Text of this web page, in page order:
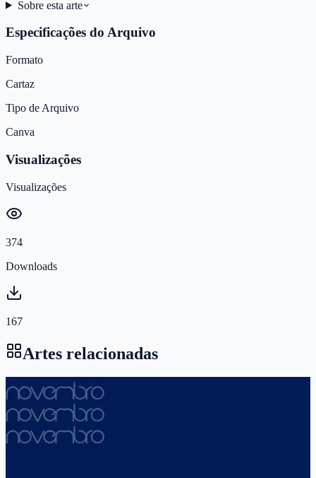
Sobre esta arte
Especificações do Arquivo
Formato
Cartaz
Tipo de Arquivo
Canva
Visualizações
Visualizações
374
Downloads
167
Artes relacionadas